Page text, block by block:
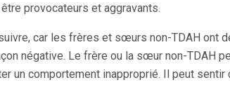
provocateurs et aggravants.
car les frères et sœurs non-TDAH ont
négative. Le frère ou la sœur non-TDAH
un comportement inapproprié. Il peut sentir